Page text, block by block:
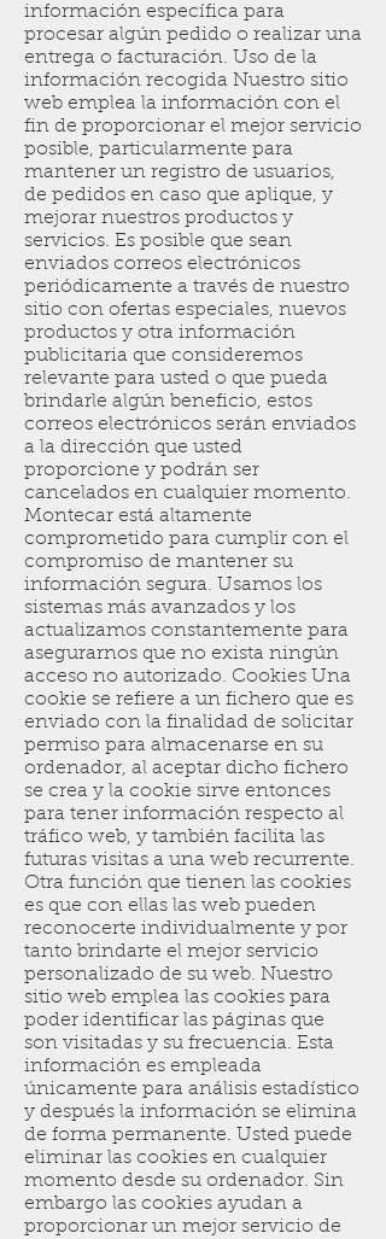
información específica para
procesar algún pedido o realizar una
entrega o facturación. Uso de la
información recogida Nuestro sitio
web emplea la información con el
fin de proporcionar el mejor servicio
posible, particularmente para
mantener un registro de usuarios,
de pedidos en caso que aplique, y
mejorar nuestros productos y
servicios. Es posible que sean
enviados correos electrónicos
periódicamente a través de nuestro
sitio con ofertas especiales, nuevos
productos y otra información
publicitaria que consideremos
relevante para usted o que pueda
brindarle algún beneficio, estos
correos electrónicos serán enviados
a la dirección que usted
proporcione y podrán ser
cancelados en cualquier momento.
Montecar está altamente
comprometido para cumplir con el
compromiso de mantener su
información segura. Usamos los
sistemas más avanzados y los
actualizamos constantemente para
asegurarnos que no exista ningún
acceso no autorizado. Cookies Una
cookie se refiere a un fichero que es
enviado con la finalidad de solicitar
permiso para almacenarse en su
ordenador, al aceptar dicho fichero
se crea y la cookie sirve entonces
para tener información respecto al
tráfico web, y también facilita las
futuras visitas a una web recurrente.
Otra función que tienen las cookies
es que con ellas las web pueden
reconocerte individualmente y por
tanto brindarte el mejor servicio
personalizado de su web. Nuestro
sitio web emplea las cookies para
poder identificar las páginas que
son visitadas y su frecuencia. Esta
información es empleada
únicamente para análisis estadístico
y después la información se elimina
de forma permanente. Usted puede
eliminar las cookies en cualquier
momento desde su ordenador. Sin
embargo las cookies ayudan a
proporcionar un mejor servicio de